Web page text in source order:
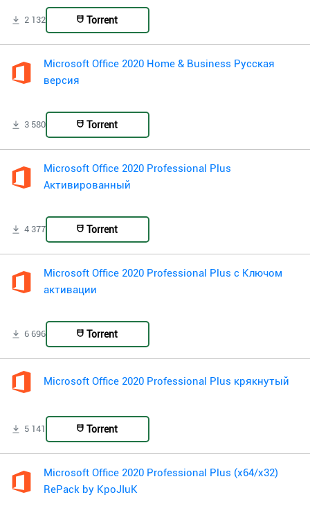
2 132 Torrent
Microsoft Office 2020 Home & Business Русская
версия
3 580 Torrent
Microsoft Office 2020 Professional Plus
Активированный
4 377 Torrent
Microsoft Office 2020 Professional Plus с Ключом
активации
6 696 Torrent
Microsoft Office 2020 Professional Plus крякнутый
5 141 Torrent
Microsoft Office 2020 Professional Plus (x64/x32)
RePack by KpoJIuK